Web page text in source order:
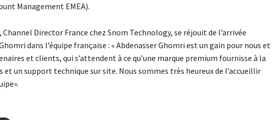
Management EMEA).
Channel Director France chez Snom Technology, se réjouit de l’arrivée
dans l’équipe française : « Abdenasser Ghomri est un gain pour nous et
et clients, qui s’attendent à ce qu’une marque premium fournisse à la
et un support technique sur site. Nous sommes très heureux de l’accueillir